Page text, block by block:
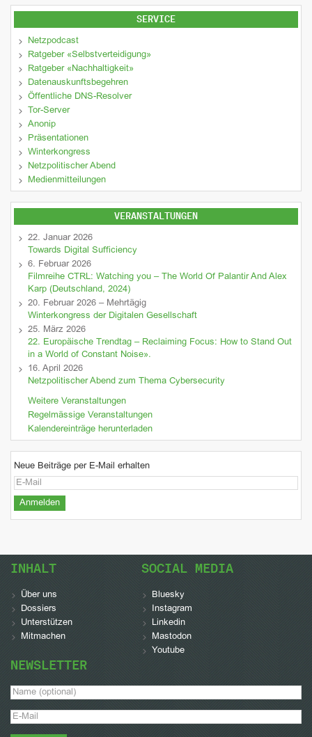
SERVICE
Netzpodcast
Ratgeber «Selbstverteidigung»
Ratgeber «Nachhaltigkeit»
Datenauskunftsbegehren
Öffentliche DNS-Resolver
Tor-Server
Anonip
Präsentationen
Winterkongress
Netzpolitischer Abend
Medienmitteilungen
VERANSTALTUNGEN
22. Januar 2026
Towards Digital Sufficiency
6. Februar 2026
Filmreihe CTRL: Watching you – The World Of Palantir And Alex
Karp (Deutschland, 2024)
20. Februar 2026 – Mehrtägig
Winterkongress der Digitalen Gesellschaft
25. März 2026
22. Europäische Trendtag – Reclaiming Focus: How to Stand Out
in a World of Constant Noise».
16. April 2026
Netzpolitischer Abend zum Thema Cybersecurity
Weitere Veranstaltungen
Regelmässige Veranstaltungen
Kalendereinträge herunterladen
Neue Beiträge per E-Mail erhalten
INHALT
Über uns
Dossiers
Unterstützen
Mitmachen
SOCIAL MEDIA
Bluesky
Instagram
Linkedin
Mastodon
Youtube
NEWSLETTER